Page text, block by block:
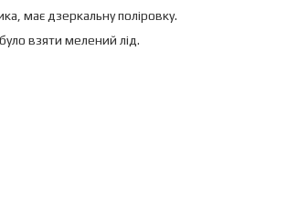
має дзеркальну поліровку.
взяти мелений лід.